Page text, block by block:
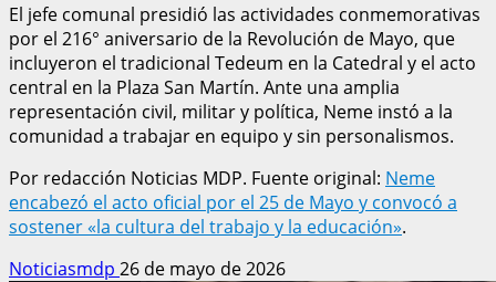
El jefe comunal presidió las actividades conmemorativas
por el 216° aniversario de la Revolución de Mayo, que
incluyeron el tradicional Tedeum en la Catedral y el acto
central en la Plaza San Martín. Ante una amplia
representación civil, militar y política, Neme instó a la
comunidad a trabajar en equipo y sin personalismos.
Por redacción Noticias MDP. Fuente original: Neme
encabezó el acto oficial por el 25 de Mayo y convocó a
sostener «la cultura del trabajo y la educación».
Noticiasmdp 26 de mayo de 2026